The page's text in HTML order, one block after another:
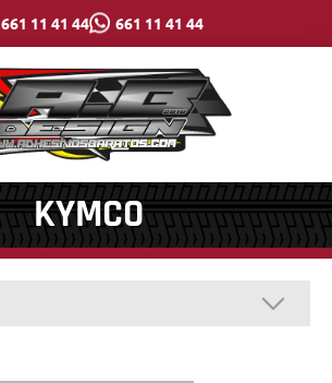
661 11 41 44 661 11 41 44
KYMCO